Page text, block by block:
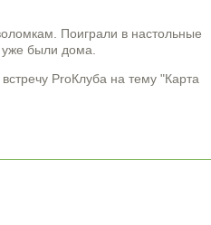
Поиграли в настольные
были дома.
ProКлуба на тему "Карта